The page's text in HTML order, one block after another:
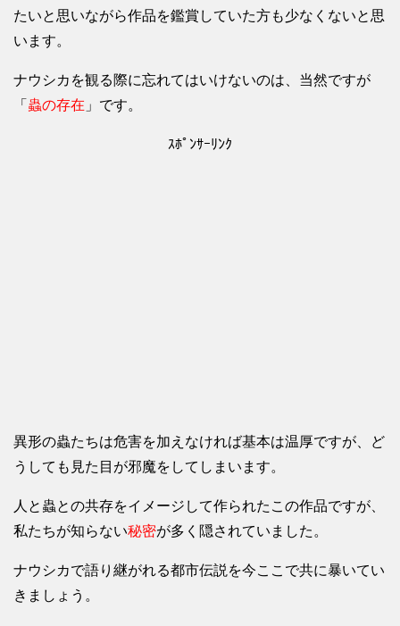
たいと思いながら作品を鑑賞していた方も少なくないと思
います。
ナウシカを観る際に忘れてはいけないのは、当然ですが
「 蟲の存在 」です。
ｽﾎﾟﾝｻｰﾘﾝｸ
異形の蟲たちは危害を加えなければ基本は温厚ですが、ど
うしても見た目が邪魔をしてしまいます。
人と蟲との共存をイメージして作られたこの作品ですが、
私たちが知らない秘密が多く隠されていました。
ナウシカで語り継がれる都市伝説を今ここで共に暴いてい
きましょう。